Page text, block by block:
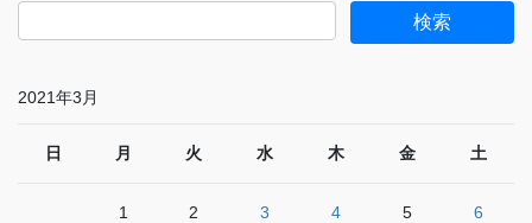
2021年3月
日 月 火 水 木 金 土
1 2 3 4 5 6